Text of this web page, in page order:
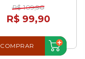
R$ 109,90
R$ 99,90
COMPRAR